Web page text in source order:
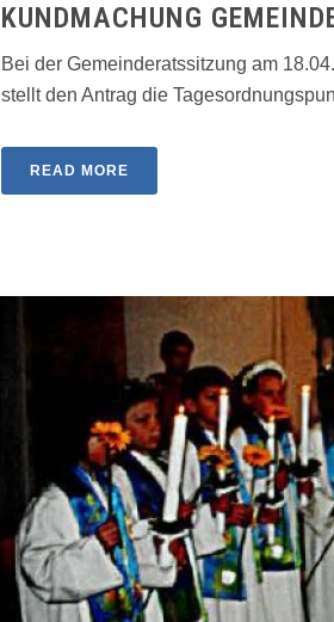
KUNDMACHUNG
Bei der Gemeinderatssitzung am
stellt den Antrag die
READ MORE